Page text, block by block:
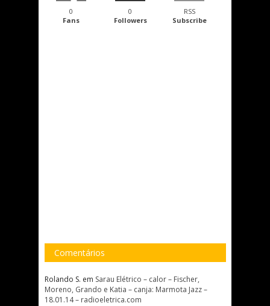
0
Fans
0
Followers
RSS
Subscribe
Comentários
Rolando S. em Sarau Elétrico – calor – Fischer,
Moreno, Grando e Katia – canja: Marmota Jazz –
18.01.14 – radioeletrica.com